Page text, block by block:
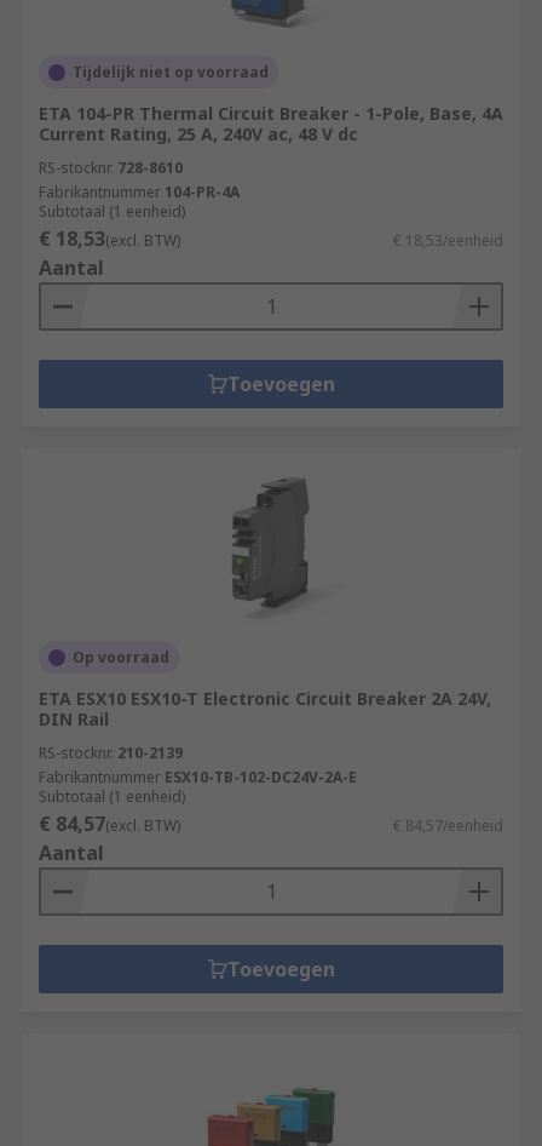
Tijdelijk niet op voorraad
ETA 104-PR Thermal Circuit Breaker - 1-Pole, Base, 4A
Current Rating, 25 A, 240V ac, 48 V dc
RS-stocknr. 728-8610
Fabrikantnummer 104-PR-4A
Subtotaal (1 eenheid)
€ 18,53(excl. BTW) € 18,53/eenheid
Aantal
Toevoegen
Op voorraad
ETA ESX10 ESX10-T Electronic Circuit Breaker 2A 24V,
DIN Rail
RS-stocknr. 210-2139
Fabrikantnummer ESX10-TB-102-DC24V-2A-E
Subtotaal (1 eenheid)
€ 84,57(excl. BTW) € 84,57/eenheid
Aantal
Toevoegen